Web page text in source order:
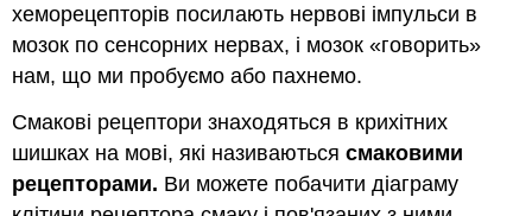
хеморецепторів посилають нервові імпульси в
мозок по сенсорних нервах, і мозок «говорить»
нам, що ми пробуємо або пахнемо.
Смакові рецептори знаходяться в крихітних
шишках на мові, які називаютьсясмаковими
рецепторами. Ви можете побачити діаграму